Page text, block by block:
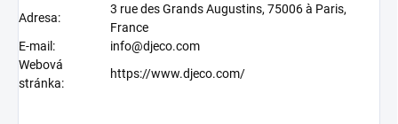
Adresa:
3 rue des Grands Augustins, 75006 à Paris,
France
E-mail:
info@djeco.com
Webová
stránka:
https://www.djeco.com/